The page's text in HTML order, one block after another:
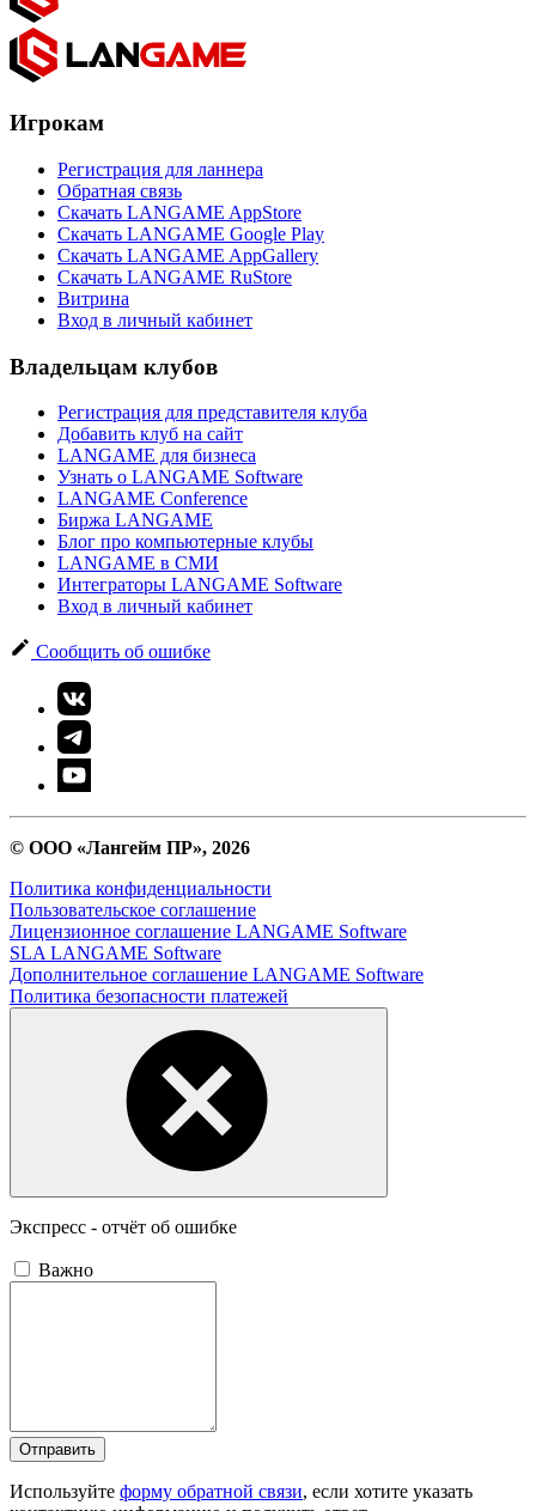
Игрокам
Регистрация для ланнера
Обратная связь
Скачать LANGAME AppStore
Скачать LANGAME Google Play
Скачать LANGAME AppGallery
Скачать LANGAME RuStore
Витрина
Вход в личный кабинет
Владельцам клубов
Регистрация для представителя клуба
Добавить клуб на сайт
LANGAME для бизнеса
Узнать о LANGAME Software
LANGAME Conference
Биржа LANGAME
Блог про компьютерные клубы
LANGAME в СМИ
Интеграторы LANGAME Software
Вход в личный кабинет
Сообщить об ошибке
© ООО «Лангейм ПР», 2026
Политика конфиденциальности
Пользовательское соглашение
Лицензионное соглашение LANGAME Software
SLA LANGAME Software
Дополнительное соглашение LANGAME Software
Политика безопасности платежей
Экспресс - отчёт об ошибке
Важно
Отправить
Используйте форму обратной связи, если хотите указать